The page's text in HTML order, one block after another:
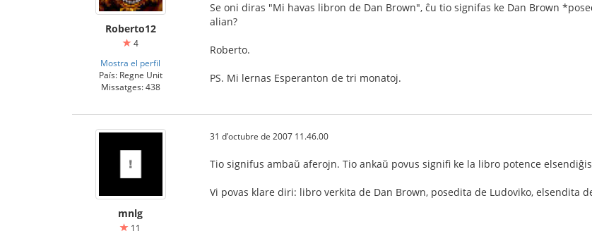
Roberto12
4
Mostra el perfil
País: Regne Unit
Missatges: 438
Se oni diras "Mi havas libron de Dan Brown", ĉu tio signifas ke Dan Brown
alian?
Roberto.
PS. Mi lernas Esperanton de tri monatoj.
mnlg
11
31 d’octubre de 2007 11.46.00
Tio signifus ambaŭ aferojn. Tio ankaŭ povus signifi ke la libro potence
Vi povas klare diri: libro verkita de Dan Brown, posedita de Ludoviko, elsendita